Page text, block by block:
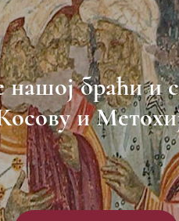
браћи и
и